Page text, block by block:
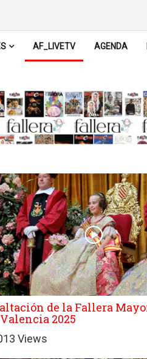
AF_LIVETV AGENDA
de la Fallera
2025
Views